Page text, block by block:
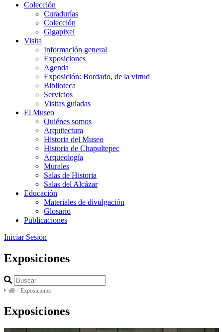
Colección
Curadurías
Colección
Gigapixel
Visita
Información general
Exposiciones
Agenda
Exposición: Bordado, de la virtud
Biblioteca
Servicios
Visitas guiadas
El Museo
Quiénes somos
Arquitectura
Historia del Museo
Historia de Chapultepec
Arqueología
Murales
Salas de Historia
Salas del Alcázar
Educación
Materiales de divulgación
Glosario
Publicaciones
Iniciar Sesión
Exposiciones
/ Exposiciones
Exposiciones